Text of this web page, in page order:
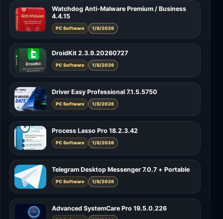
Watchdog Anti-Malware Premium / Business
4.4.15
PC Software 1/8/2026
DroidKit 2.3.9.20260727
PC Software 1/8/2026
Driver Easy Professional 7.1.5.5750
PC Software 1/8/2026
Process Lasso Pro 18.2.3.42
PC Software 1/8/2026
Telegram Desktop Messenger 7.0.7 + Portable
PC Software 1/8/2026
Advanced SystemCare Pro 19.5.0.226